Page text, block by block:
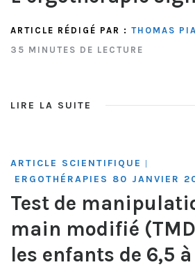
ARTICLE RÉDIGÉ PAR : THOMAS
35 MINUTES DE LECTURE
LIRE LA SUITE
ARTICLE SCIENTIFIQUE |
ERGOTHÉRAPIES 80 JANVIER
Test de
main modifié
les enfants de 6,5